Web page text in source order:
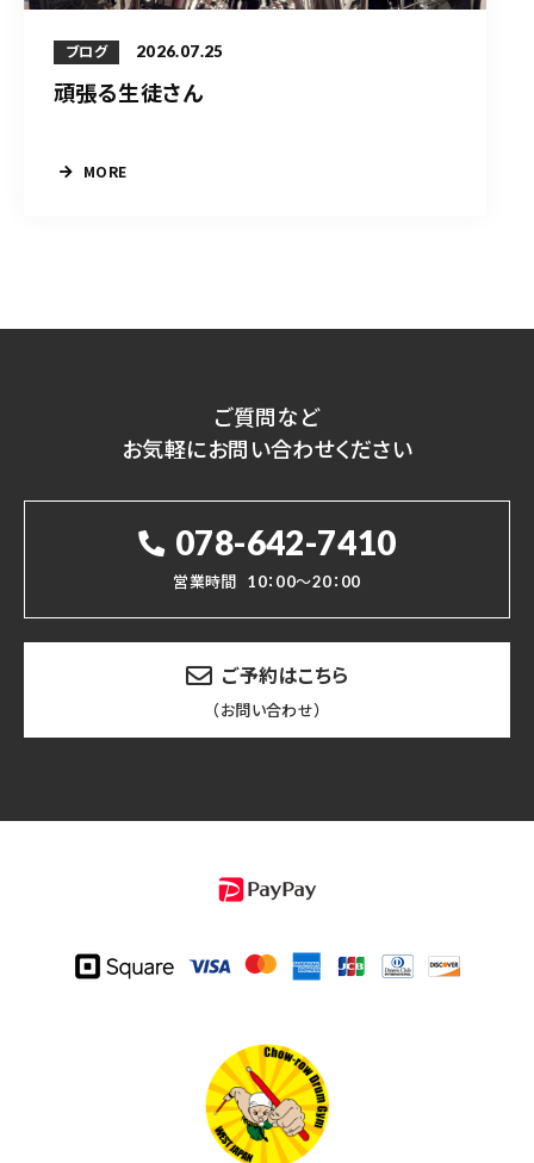
ブログ 2026.07.25
頑張る生徒さん
MORE
ご質問など
お気軽にお問い合わせください
078-642-7410
営業時間 10：00～20：00
ご予約はこちら
（お問い合わせ）